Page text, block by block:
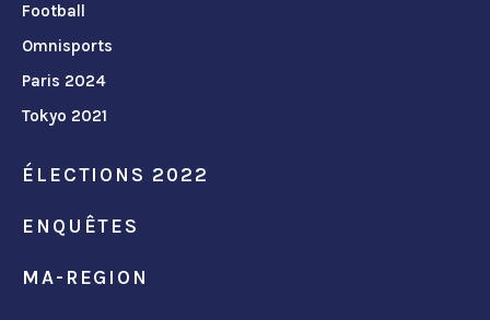
Football
Omnisports
Paris 2024
Tokyo 2021
ÉLECTIONS 2022
ENQUÊTES
MA-REGION